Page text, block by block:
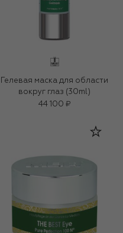
Гелевая маска для области
вокруг глаз (30ml)
44 100 ₽